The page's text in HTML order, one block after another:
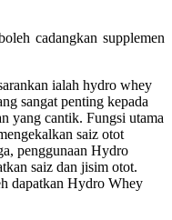
cadangkan supplemen
ialah hydro whey
sangat penting kepada
yang cantik. Fungsi utama
saiz otot
penggunaan Hydro
saiz dan jisim otot.
dapatkan Hydro Whey